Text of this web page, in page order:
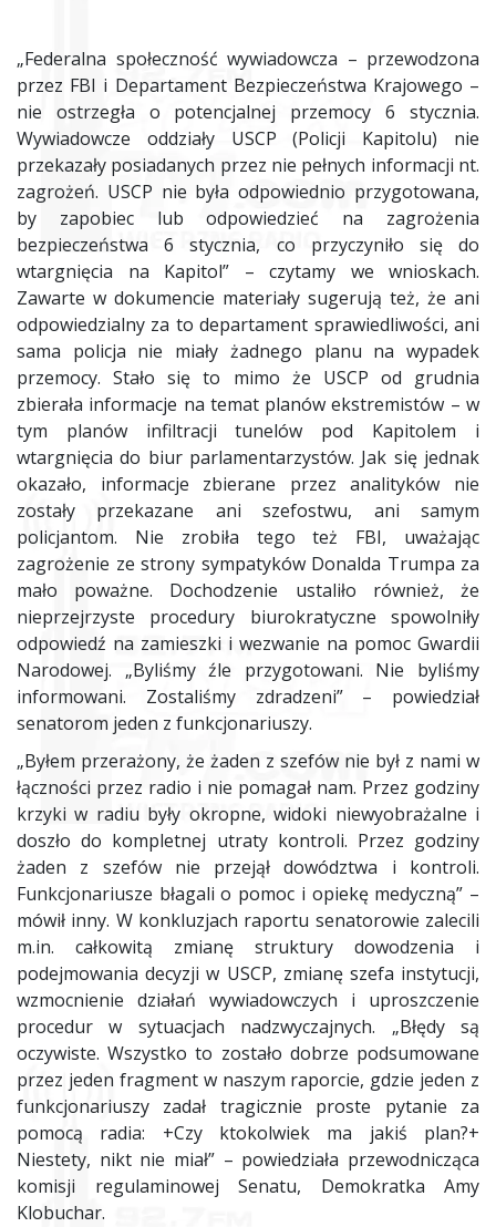
„Federalna społeczność wywiadowcza – przewodzona
przez FBI i Departament Bezpieczeństwa Krajowego –
nie ostrzegła o potencjalnej przemocy 6 stycznia.
Wywiadowcze oddziały USCP (Policji Kapitolu) nie
przekazały posiadanych przez nie pełnych informacji nt.
zagrożeń. USCP nie była odpowiednio przygotowana,
by zapobiec lub odpowiedzieć na zagrożenia
bezpieczeństwa 6 stycznia, co przyczyniło się do
wtargnięcia na Kapitol” – czytamy we wnioskach.
Zawarte w dokumencie materiały sugerują też, że ani
odpowiedzialny za to departament sprawiedliwości, ani
sama policja nie miały żadnego planu na wypadek
przemocy. Stało się to mimo że USCP od grudnia
zbierała informacje na temat planów ekstremistów – w
tym planów infiltracji tunelów pod Kapitolem i
wtargnięcia do biur parlamentarzystów. Jak się jednak
okazało, informacje zbierane przez analityków nie
zostały przekazane ani szefostwu, ani samym
policjantom. Nie zrobiła tego też FBI, uważając
zagrożenie ze strony sympatyków Donalda Trumpa za
mało poważne. Dochodzenie ustaliło również, że
nieprzejrzyste procedury biurokratyczne spowolniły
odpowiedź na zamieszki i wezwanie na pomoc Gwardii
Narodowej. „Byliśmy źle przygotowani. Nie byliśmy
informowani. Zostaliśmy zdradzeni” – powiedział
senatorom jeden z funkcjonariuszy.
„Byłem przerażony, że żaden z szefów nie był z nami w
łączności przez radio i nie pomagał nam. Przez godziny
krzyki w radiu były okropne, widoki niewyobrażalne i
doszło do kompletnej utraty kontroli. Przez godziny
żaden z szefów nie przejął dowództwa i kontroli.
Funkcjonariusze błagali o pomoc i opiekę medyczną” –
mówił inny. W konkluzjach raportu senatorowie zalecili
m.in. całkowitą zmianę struktury dowodzenia i
podejmowania decyzji w USCP, zmianę szefa instytucji,
wzmocnienie działań wywiadowczych i uproszczenie
procedur w sytuacjach nadzwyczajnych. „Błędy są
oczywiste. Wszystko to zostało dobrze podsumowane
przez jeden fragment w naszym raporcie, gdzie jeden z
funkcjonariuszy zadał tragicznie proste pytanie za
pomocą radia: +Czy ktokolwiek ma jakiś plan?+
Niestety, nikt nie miał” – powiedziała przewodnicząca
komisji regulaminowej Senatu, Demokratka Amy
Klobuchar.